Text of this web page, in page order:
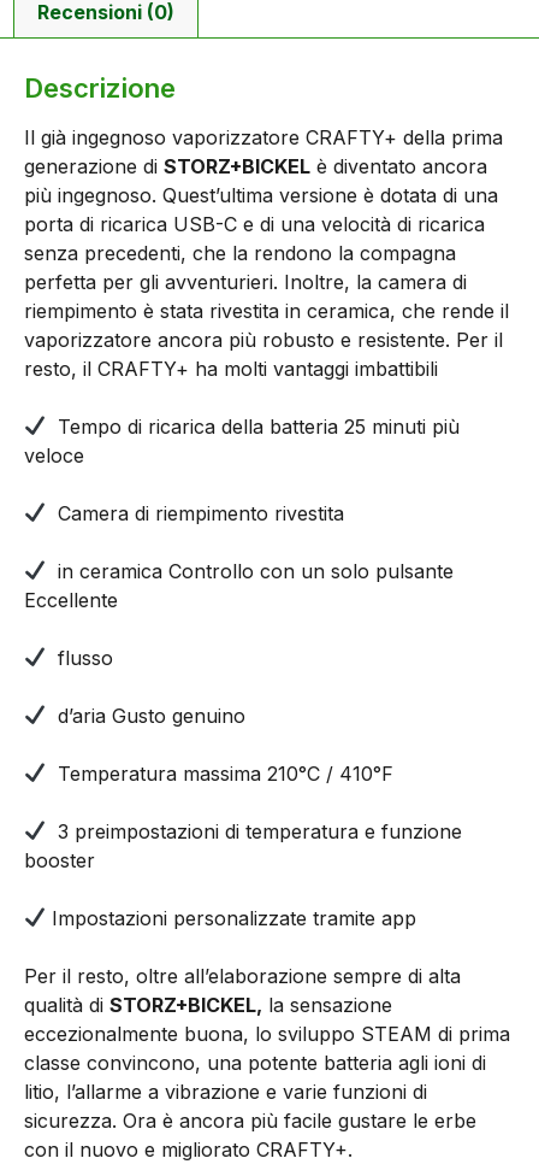
Recensioni (0)
Descrizione
Il già ingegnoso vaporizzatore CRAFTY+ della prima
generazione di STORZ+BICKEL è diventato ancora
più ingegnoso. Quest’ultima versione è dotata di una
porta di ricarica USB-C e di una velocità di ricarica
senza precedenti, che la rendono la compagna
perfetta per gli avventurieri. Inoltre, la camera di
riempimento è stata rivestita in ceramica, che rende il
vaporizzatore ancora più robusto e resistente. Per il
resto, il CRAFTY+ ha molti vantaggi imbattibili
Tempo di ricarica della batteria 25 minuti più
veloce
Camera di riempimento rivestita
in ceramica Controllo con un solo pulsante
Eccellente
flusso
d’aria Gusto genuino
Temperatura massima 210°C / 410°F
3 preimpostazioni di temperatura e funzione
booster
Impostazioni personalizzate tramite app
Per il resto, oltre all’elaborazione sempre di alta
qualità di STORZ+BICKEL, la sensazione
eccezionalmente buona, lo sviluppo STEAM di prima
classe convincono, una potente batteria agli ioni di
litio, l’allarme a vibrazione e varie funzioni di
sicurezza. Ora è ancora più facile gustare le erbe
con il nuovo e migliorato CRAFTY+.